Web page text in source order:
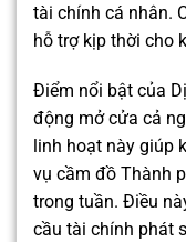
tài chính cá nhân.
hỗ trợ kịp thời cho
Điểm nổi bật của
động mở cửa cả
linh hoạt này giúp
vụ cầm đồ Thành
trong tuần. Điều
cầu tài chính phát